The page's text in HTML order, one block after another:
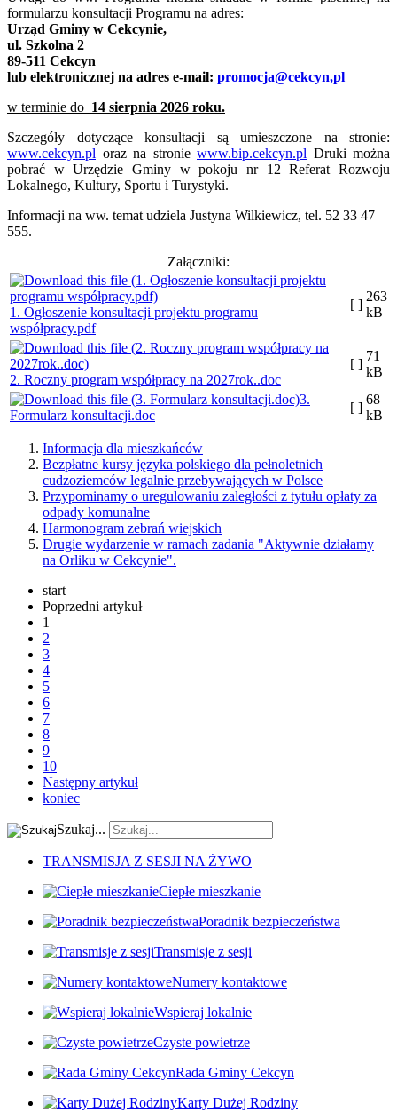
formularzu konsultacji Programu na adres:
Urząd Gminy w Cekcynie,
ul. Szkolna 2
89-511 Cekcyn
lub elektronicznej na adres e-mail: promocja@cekcyn,pl
w terminie do 14 sierpnia 2026 roku.
Szczegóły dotyczące konsultacji są umieszczone na stronie:
www.cekcyn.pl oraz na stronie www.bip.cekcyn.pl Druki można
pobrać w Urzędzie Gminy w pokoju nr 12 Referat Rozwoju
Lokalnego, Kultury, Sportu i Turystyki.
Informacji na ww. temat udziela Justyna Wilkiewicz, tel. 52 33 47
555.
Załączniki:
1. Ogłoszenie konsultacji projektu programu
współpracy.pdf
[ ]
263
kB
2. Roczny program współpracy na 2027rok..doc
[ ]
71
kB
3.
Formularz konsultacji.doc
[ ]
68
kB
Informacja dla mieszkańców
Bezpłatne kursy języka polskiego dla pełnoletnich
cudzoziemców legalnie przebywających w Polsce
Przypominamy o uregulowaniu zaległości z tytułu opłaty za
odpady komunalne
Harmonogram zebrań wiejskich
Drugie wydarzenie w ramach zadania "Aktywnie działamy
na Orliku w Cekcynie".
start
Poprzedni artykuł
1
2
3
4
5
6
7
8
9
10
Następny artykuł
koniec
Szukaj...
TRANSMISJA Z SESJI NA ŻYWO
Ciepłe mieszkanie
Poradnik bezpieczeństwa
Transmisje z sesji
Numery kontaktowe
Wspieraj lokalnie
Czyste powietrze
Rada Gminy Cekcyn
Karty Dużej Rodziny